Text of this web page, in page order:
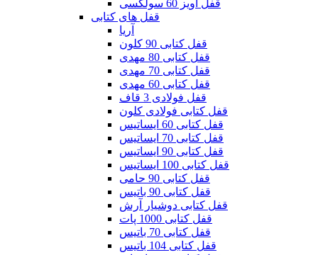
قفل آویز 60 سولکسی
قفل های کتابی
آریا
قفل کتابی 90 کلون
قفل کتابی 80 مهدی
قفل کتابی 70 مهدی
قفل کتابی 60 مهدی
قفل فولادی 3 قاف
قفل کتابی فولادی کلون
قفل کتابی 60 ایساتیس
قفل کتابی 70 ایساتیس
قفل کتابی 90 ایساتیس
قفل کتابی 100 ایساتیس
قفل کتابی 90 حامی
قفل کتابی 90 باتیس
قفل کتابی دوشیار آرش
قفل کتابی 1000 پات
قفل کتابی 70 باتیس
قفل کتابی 104 باتیس